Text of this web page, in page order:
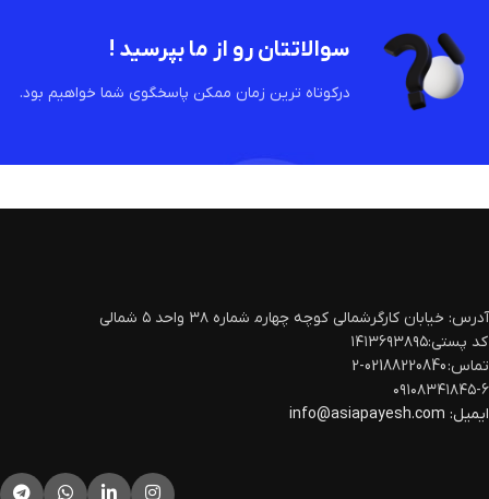
سوالاتتان رو از ما بپرسید !
درکوتاه ترین زمان ممکن پاسخگوی شما خواهیم بود.
آدرس: خیابان کارگرشمالی کوچه چهارم‍ شماره ۳۸ واحد ۵ شمالی
کد پستی:۱۴۱۳۶۹۳۸۹۵
تماس: 02188220840-2
۰۹۱۰۸۳۴۱۸۴۵-۶
ایمیل: